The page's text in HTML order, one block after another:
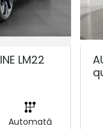
LM22
Automată